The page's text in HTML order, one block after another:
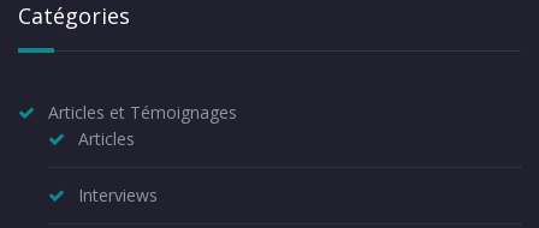
Catégories
Articles et Témoignages
Articles
Interviews